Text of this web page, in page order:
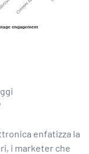
enfatizza la
i marketer che